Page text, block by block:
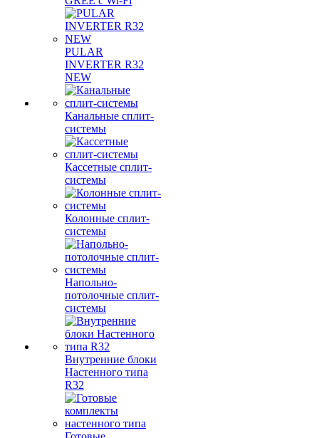
PULAR
INVERTER R32
NEW
Канальные сплит-
системы
Кассетные сплит-
системы
Колонные сплит-
системы
Напольно-
потолочные сплит-
системы
Внутренние блоки
Настенного типа
R32